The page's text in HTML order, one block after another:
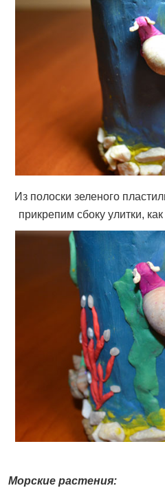
Из полоски зеленого
прикрепим сбоку улитки,
Морские растения: